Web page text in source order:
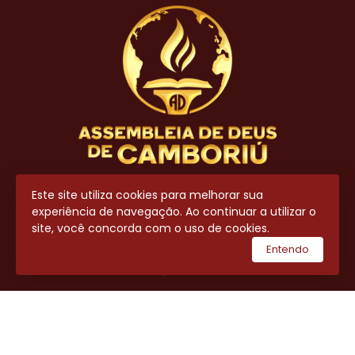
Este site utiliza cookies para melhorar sua
experiência de navegação. Ao continuar a utilizar o
site, você concorda com o uso de cookies.
Entendo
Contato
(47) 3404-8700